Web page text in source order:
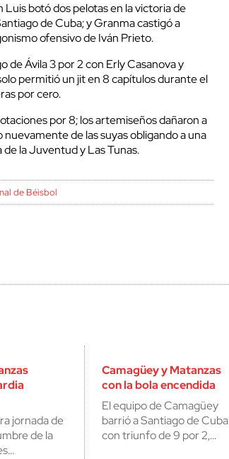
botó dos pelotas en la victoria de
de Cuba; y Granma castigó a
ofensivo de Iván Prieto.
de Ávila 3 por 2 con Erly Casanova y
permitió un jit en 8 capítulos durante el
por cero.
por 8; los artemiseños dañaron a
nuevamente de las suyas obligando a una
la Juventud y Las Tunas.
de Béisbol
jornada de
de la
Camagüey y Matanzas
con la bola encendida
El equipo de Camagüey
barrió a Santiago de Cuba
con triunfo de 9 por 2,…